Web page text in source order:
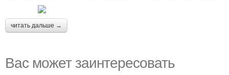
читать дальше →
Вас может заинтересовать